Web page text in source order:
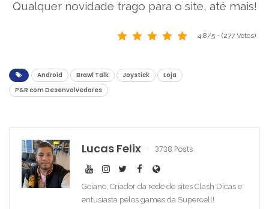
Qualquer novidade trago para o site, até mais!
4.8/5 - (277 Votos)
Android Brawl Talk Joystick
Loja
P&R com Desenvolvedores
Lucas Felix 3738 Posts
Goiano, Criador da rede de sites Clash Dicas e
entusiasta pelos games da Supercell!